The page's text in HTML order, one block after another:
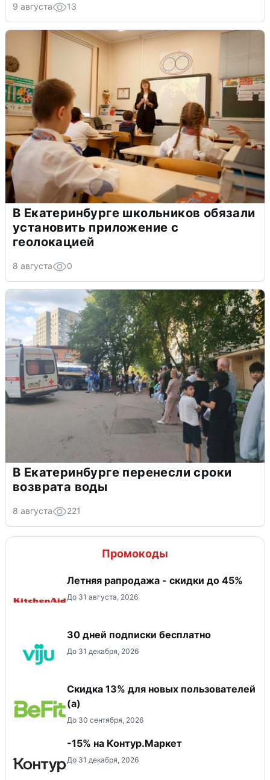
9 августа 13
В Екатеринбурге школьников обязали
установить приложение с
геолокацией
8 августа 0
В Екатеринбурге перенесли сроки
возврата воды
8 августа 221
Промокоды
Летняя рапродажа - скидки до 45%
До 31 августа, 2026
30 дней подписки бесплатно
До 31 декабря, 2026
Скидка 13% для новых пользователей
(а)
До 30 сентября, 2026
-15% на Контур.Маркет
До 31 декабря, 2026